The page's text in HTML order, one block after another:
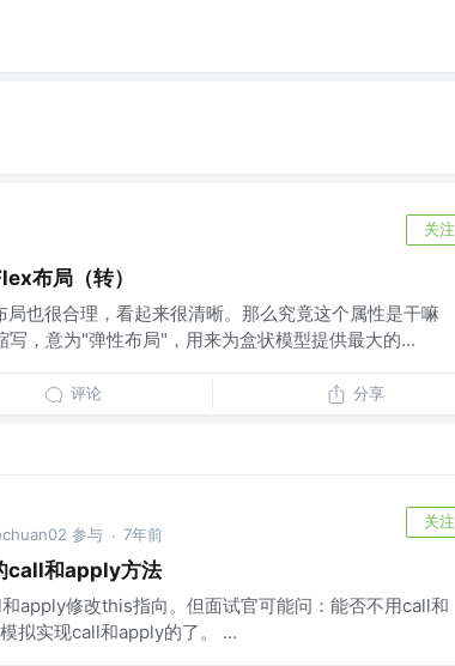
关注
布局（转）
也很合理，看起来很清晰。那么究竟这个属性是干嘛
，意为"弹性布局"，用来为盒状模型提供最大的...
评论 分享
参与 · 7年前
关注
call和apply方法
apply修改this指向。但面试官可能问：能否不用call和
拟实现call和apply的了。 ...